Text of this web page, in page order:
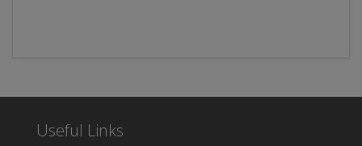
Useful Links